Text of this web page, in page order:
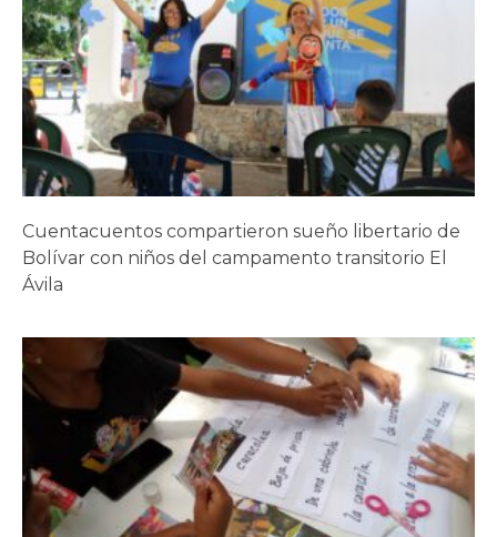
Cuentacuentos compartieron sueño libertario de
Bolívar con niños del campamento transitorio El
Ávila